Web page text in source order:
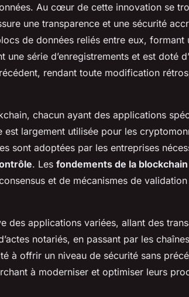
Au cœur de cette innovation se
une transparence et une sécurité
de données reliés entre eux, formant
série d’enregistrements et est doté
rendant toute modification
chacun ayant des applications
largement utilisée pour les
sont adoptées par les entreprises
. Les fondements de la blockchain
et de mécanismes de
des applications variées, allant des
notariés, en passant par les chaînes
à offrir un niveau de sécurité sans
à moderniser et optimiser leurs